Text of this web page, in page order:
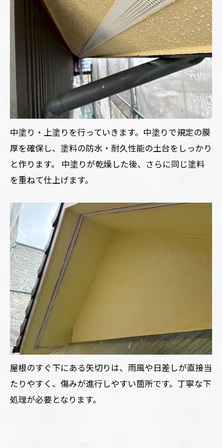
中塗り・上塗りを行っていきます。中塗りで規定の膜
厚を確保し、塗料の防水・耐久性能の土台をしっかり
と作ります。 中塗りが乾燥した後、さらに同じ塗料
を重ねて仕上げます。
屋根のすぐ下にある矢切りは、雨風や日差しが直接当
たりやすく、傷みが進行しやすい箇所です。丁寧な下
処理が必要となります。